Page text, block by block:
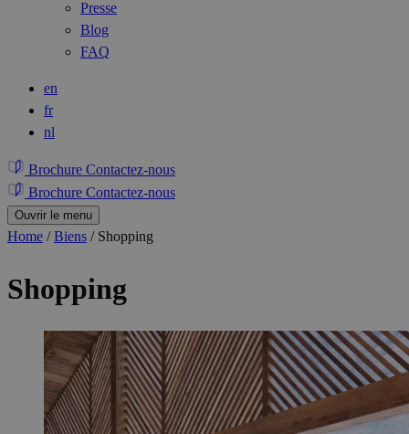
Presse
Blog
FAQ
en
fr
nl
Brochure Contactez-nous
Brochure Contactez-nous
Ouvrir le menu
Home /Biens / Shopping
Shopping